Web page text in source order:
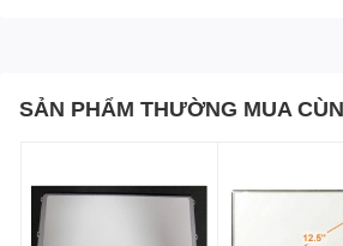
SẢN PHẨM THƯỜNG MUA